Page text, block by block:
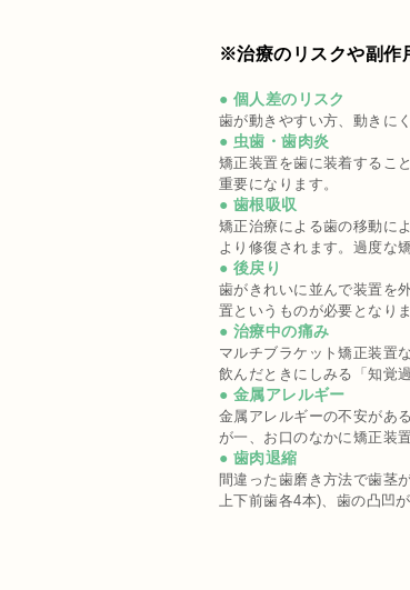
※治療のリスクや副作
● 個人差のリスク
歯が動きやすい方、動きに
● 虫歯・歯肉炎
矯正装置を歯に装着するこ
重要になります。
● 歯根吸収
矯正治療による歯の移動に
より修復されます。過度な
● 後戻り
歯がきれいに並んで装置を
置というものが必要となりま
● 治療中の痛み
マルチブラケット矯正装置
飲んだときにしみる「知覚
● 金属アレルギー
金属アレルギーの不安があ
が一、お口のなかに矯正装
● 歯肉退縮
間違った歯磨き方法で歯茎
上下前歯各4本)、歯の凸凹